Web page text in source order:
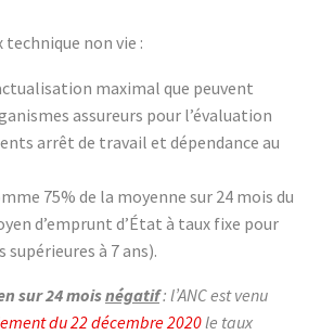
non vie :
maximal que peuvent
assureurs pour l’évaluation
arrêt de travail et dépendance au
75% de la moyenne sur 24 mois du
d’emprunt d’État à taux fixe pour
supérieures à 7 ans).
sur 24 moisnégatif: l’ANC est venu
du 22 décembre 2020le taux